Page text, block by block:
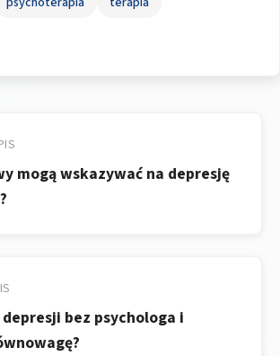
mogą wskazywać na depresję
bez psychologa i